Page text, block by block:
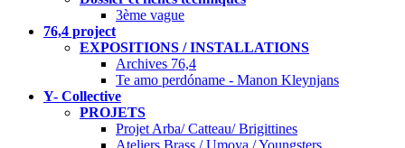
3ème vague
76,4 project
EXPOSITIONS / INSTALLATIONS
Archives 76,4
Te amo perdóname - Manon Kleynjans
Y- Collective
PROJETS
Projet Arba/ Catteau/ Brigittines